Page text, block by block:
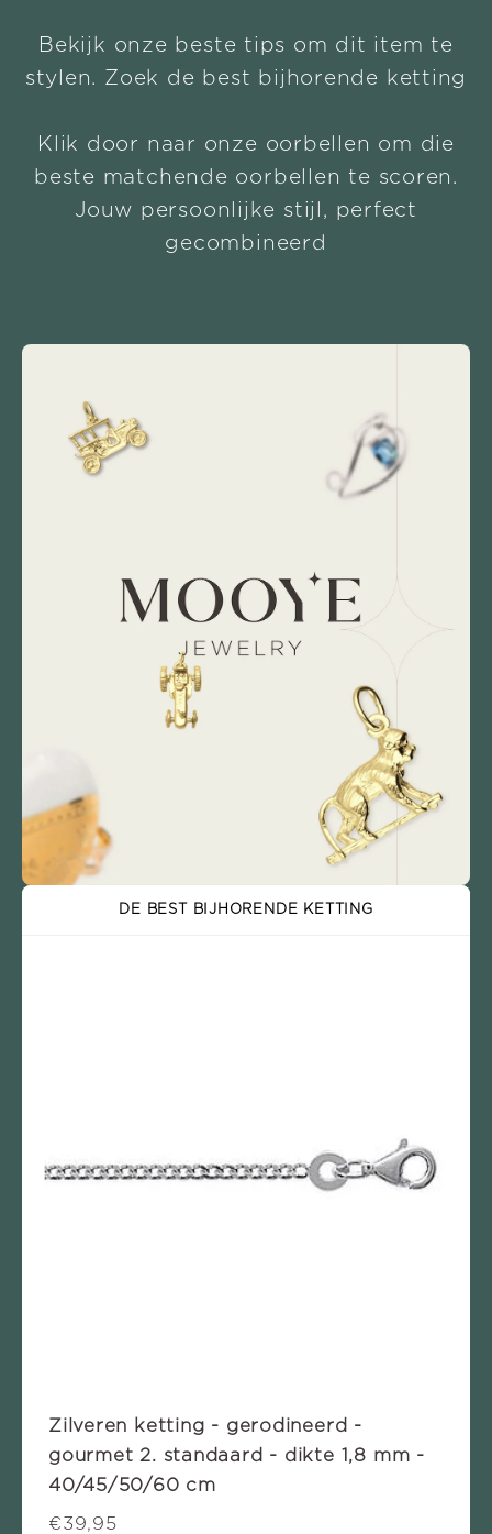
Bekijk onze beste tips om dit item te
stylen. Zoek de best bijhorende ketting
Klik door naar onze oorbellen om die
beste matchende oorbellen te scoren.
Jouw persoonlijke stijl, perfect
gecombineerd
DE BEST BIJHORENDE KETTING
Zilveren ketting - gerodineerd -
gourmet 2. standaard - dikte 1,8 mm -
40/45/50/60 cm
€39,95